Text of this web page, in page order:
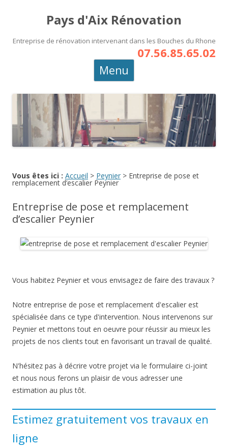
Pays d'Aix Rénovation
Entreprise de rénovation intervenant dans les Bouches du Rhone
07.56.85.65.02
Menu
Vous êtes ici : Accueil > Peynier > Entreprise de pose et
remplacement d’escalier Peynier
Entreprise de pose et remplacement
d’escalier Peynier
Vous habitez Peynier et vous envisagez de faire des travaux ?
Notre entreprise de pose et remplacement d'escalier est
spécialisée dans ce type d'intervention. Nous intervenons sur
Peynier et mettons tout en oeuvre pour réussir au mieux les
projets de nos clients tout en favorisant un travail de qualité.
N'hésitez pas à décrire votre projet via le formulaire ci-joint
et nous nous ferons un plaisir de vous adresser une
estimation au plus tôt.
Estimez gratuitement vos travaux en
ligne